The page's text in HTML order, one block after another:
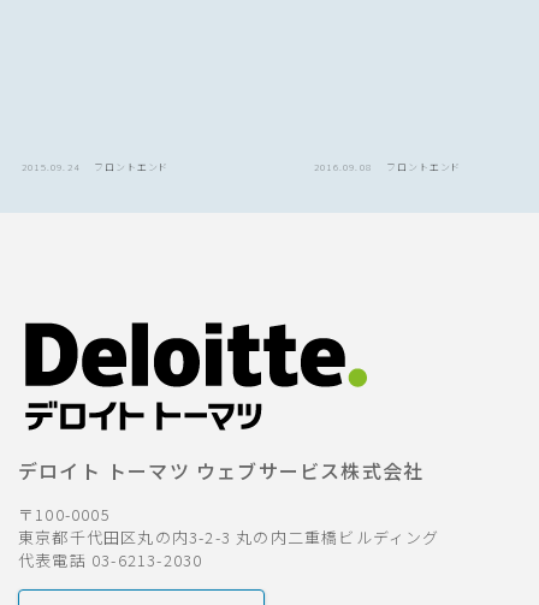
2015.09.24 フロントエンド 2016.09.08 フロントエンド
デロイト トーマツ ウェブサービス株式会社
〒100-0005
東京都千代田区丸の内3-2-3 丸の内二重橋ビルディング
代表電話 03-6213-2030